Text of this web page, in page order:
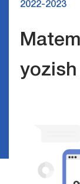
2022-2023
yozish